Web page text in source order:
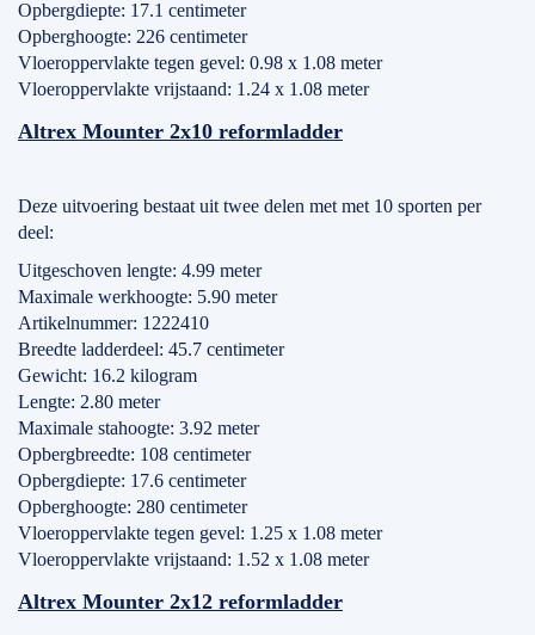
Opbergdiepte: 17.1 centimeter
Opberghoogte: 226 centimeter
Vloeroppervlakte tegen gevel: 0.98 x 1.08 meter
Vloeroppervlakte vrijstaand: 1.24 x 1.08 meter
Altrex Mounter 2x10 reformladder
Deze uitvoering bestaat uit twee delen met met 10 sporten per
deel:
Uitgeschoven lengte: 4.99 meter
Maximale werkhoogte: 5.90 meter
Artikelnummer: 1222410
Breedte ladderdeel: 45.7 centimeter
Gewicht: 16.2 kilogram
Lengte: 2.80 meter
Maximale stahoogte: 3.92 meter
Opbergbreedte: 108 centimeter
Opbergdiepte: 17.6 centimeter
Opberghoogte: 280 centimeter
Vloeroppervlakte tegen gevel: 1.25 x 1.08 meter
Vloeroppervlakte vrijstaand: 1.52 x 1.08 meter
Altrex Mounter 2x12 reformladder